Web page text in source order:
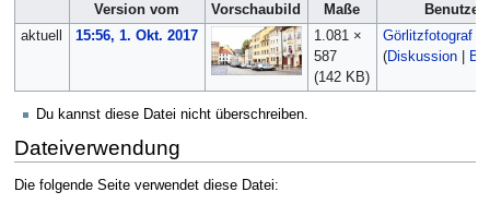
Version vom Vorschaubild Maße
Benutzer
aktuell
15:56, 1. Okt. 2017
1.081 ×
587
(142 KB)
Görlitzfotograf
(Diskussion|
Du kannst diese Datei nicht überschreiben.
Dateiverwendung
Die folgende Seite verwendet diese Datei: